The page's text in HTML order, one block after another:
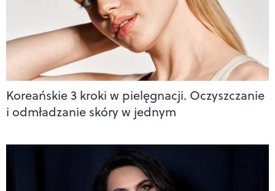
Koreańskie 3 kroki w pielęgnacji. Oczyszczanie
i odmładzanie skóry w jednym